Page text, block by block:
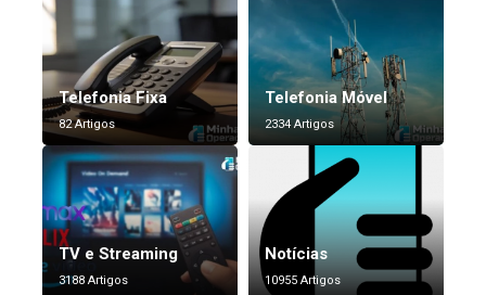
Telefonia Fixa
82 Artigos
Telefonia Móvel
2334 Artigos
TV e Streaming
3188 Artigos
Notícias
10955 Artigos